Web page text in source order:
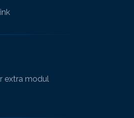
extra modul